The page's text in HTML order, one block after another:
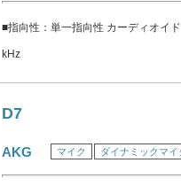
■指向性：単一指向性 カーディオイ
kHz
D7
AKG マイク ダイナミックマイ